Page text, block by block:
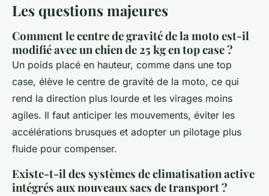
Les questions majeures
Comment le centre de gravité de la moto est-il
modifié avec un chien de 25 kg en top case ?
Un poids placé en hauteur, comme dans une top
case, élève le centre de gravité de la moto, ce qui
rend la direction plus lourde et les virages moins
agiles. Il faut anticiper les mouvements, éviter les
accélérations brusques et adopter un pilotage plus
fluide pour compenser.
Existe-t-il des systèmes de climatisation active
intégrés aux nouveaux sacs de transport ?